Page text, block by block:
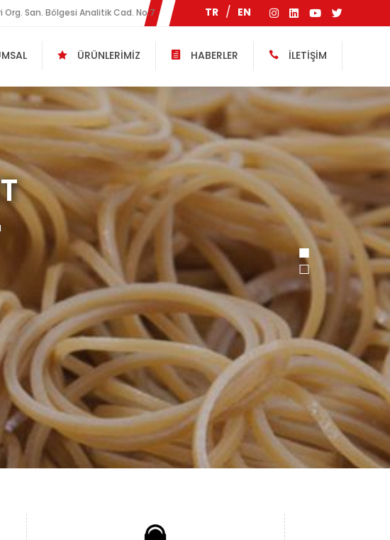
Org. San. Bölgesi Analitik Cad. No:7 TR EN
ÜRÜNLERİMİZ HABERLER İLETİŞİM